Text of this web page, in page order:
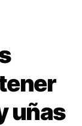
uñas